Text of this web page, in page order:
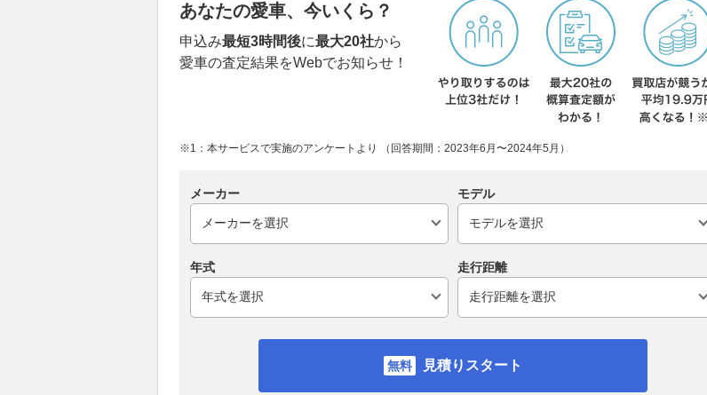
あなたの愛車、今いくら？
申込み最短3時間後に最大20社から
愛車の査定結果をWebでお知らせ！
※1：本サービスで実施のアンケートより （回答期間：2023年6月〜2024年5月）
メーカー モデル
年式 走行距離
見積りスタート